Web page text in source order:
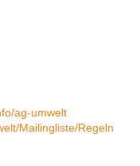
ag-umwelt
Mailingliste/Regeln